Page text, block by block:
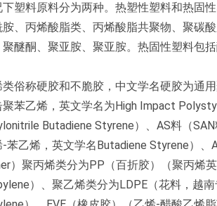
塑料原料分为两种。热塑性塑料和热固
、丙烯酸脂类、丙烯酸脂共聚物、聚碳
醚酮、聚亚胺、聚亚胺。热固性塑料包
俗称硬胶和不脆胶，中文学名硬胶为通
苯乙烯，英文学名为High Impact
Butadiene Styrene）、AS料（
-苯乙烯，英文学名Butadiene Styrene）
）聚丙烯类分为PP（百折胶）（聚丙烯
）、聚乙烯类分为LDPE（花料，越